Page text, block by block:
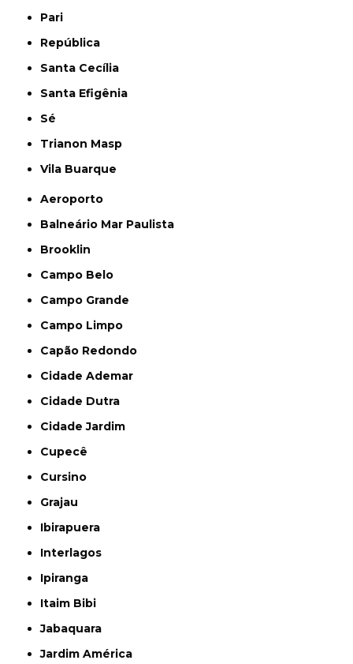
Pari
República
Santa Cecília
Santa Efigênia
Sé
Trianon Masp
Vila Buarque
Aeroporto
Balneário Mar Paulista
Brooklin
Campo Belo
Campo Grande
Campo Limpo
Capão Redondo
Cidade Ademar
Cidade Dutra
Cidade Jardim
Cupecê
Cursino
Grajau
Ibirapuera
Interlagos
Ipiranga
Itaim Bibi
Jabaquara
Jardim América